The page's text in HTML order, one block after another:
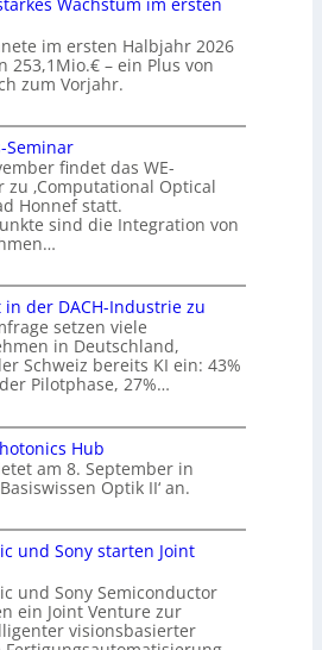
im ersten Halbjahr 2026
253,1Mio.€ – ein Plus von
zum Vorjahr.
Seminar
findet das WE-
zu ‚Computational Optical
Honnef statt.
sind die Integration von
der DACH-Industrie zu
setzen viele
in Deutschland,
Schweiz bereits KI ein: 43%
Pilotphase, 27%…
Hub
am 8. September in
Optik II‘ an.
und Sony starten Joint
und Sony Semiconductor
ein Joint Venture zur
visionsbasierter